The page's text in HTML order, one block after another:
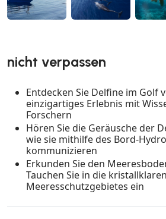
nicht verpassen
Entdecken Sie Delfine im Golf
einzigartiges Erlebnis mit
Forschern
Hören Sie die Geräusche der
wie sie mithilfe des Bord-
kommunizieren
Erkunden Sie den
Tauchen Sie in die
Meeresschutzgebietes ein